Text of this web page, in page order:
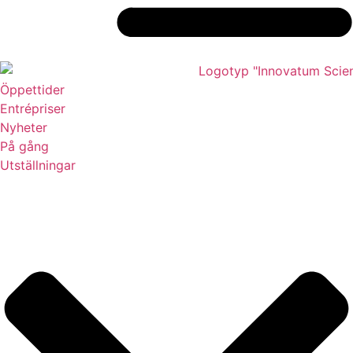
Öppettider
Entrépriser
Nyheter
På gång
Utställningar